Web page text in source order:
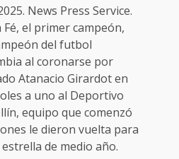
News Press Service.
el primer campeón,
del futbol
al coronarse por
Atanacio Girardot en
a uno al Deportivo
equipo que comenzó
le dieron vuelta para
de medio año.